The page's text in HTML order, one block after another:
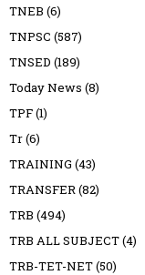
TNEB (6)
TNPSC (587)
TNSED (189)
Today News (8)
TPF(1)
Tr(6)
TRAINING (43)
TRANSFER(82)
TRB (494)
TRB ALL SUBJECT(4)
TRB-TET-NET(50)